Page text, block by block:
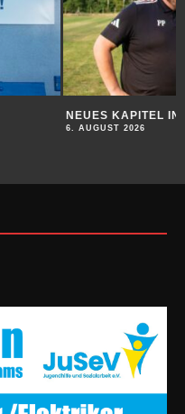
NEUES KAPITEL IN
6. AUGUST 2026